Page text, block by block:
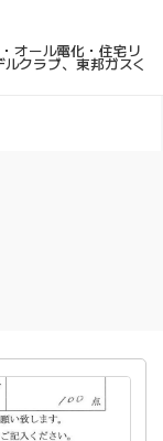
オール電化・住宅リ
クラブ、東邦ガスく